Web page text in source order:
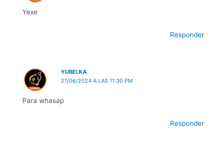
Yexe
Responder
YUBELKA
21/06/2024 A LAS 11:30 PM
Para whasap
Responder